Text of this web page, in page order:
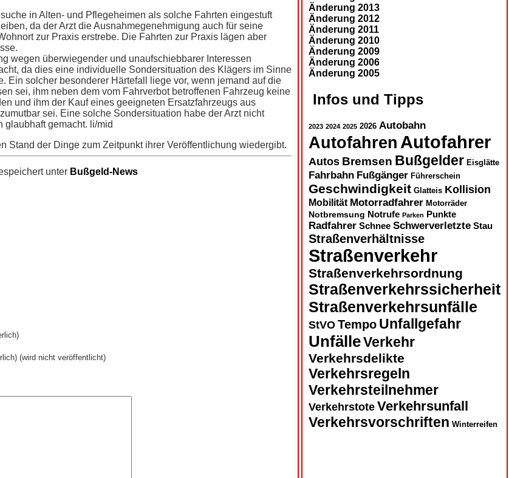
in Alten- und Pflegeheimen als solche Fahrten eingestuft
da der Arzt die Ausnahmegenehmigung auch für seine
zur Praxis erstrebe. Die Fahrten zur Praxis lägen aber
wegen überwiegender und unaufschiebbarer Interessen
da dies eine individuelle Sondersituation des Klägers im Sinne
Ein solcher besonderer Härtefall liege vor, wenn jemand auf die
sei, ihm neben dem vom Fahrverbot betroffenen Fahrzeug keine
und ihm der Kauf eines geeigneten Ersatzfahrzeugs aus
sei. Eine solche Sondersituation habe der Arzt nicht
glaubhaft gemacht. li/mid
Stand der Dinge zum Zeitpunkt ihrer Veröffentlichung wiedergibt.
unter Bußgeld-News
(wird nicht veröffentlicht)
Änderung 2013
Änderung 2012
Änderung 2011
Änderung 2010
Änderung 2009
Änderung 2006
Änderung 2005
Infos und Tipps
2023 2024 2025 2026 Autobahn
Autofahren Autofahrer
Autos Bremsen Bußgelder Eisglätte
Fahrbahn Fußgänger Führerschein
Geschwindigkeit Glatteis Kollision
Mobilität Motorradfahrer Motorräder
Notbremsung Notrufe Parken Punkte
Radfahrer Schnee Schwerverletzte Stau
Straßenverhältnisse
Straßenverkehr
Straßenverkehrsordnung
Straßenverkehrssicherheit
Straßenverkehrsunfälle
StVOTempo Unfallgefahr
UnfälleVerkehr
Verkehrsdelikte
Verkehrsregeln
Verkehrsteilnehmer
Verkehrstote Verkehrsunfall
Verkehrsvorschriften Winterreifen